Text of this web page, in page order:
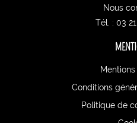
Nous
Tél. : 03
Conditions
Politique de